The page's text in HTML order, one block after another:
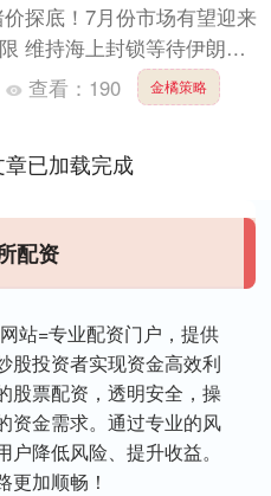
探底！7月份市场有望迎来
维持海上封锁等待伊朗提
？法兴银行剖析70年历史....
查看： 190 金橘策略
已加载完成
配资
站=专业配资门户，提供
股投资者实现资金高效利
股票配资，透明安全，操
资金需求。通过专业的风
降低风险、提升收益。
更加顺畅！